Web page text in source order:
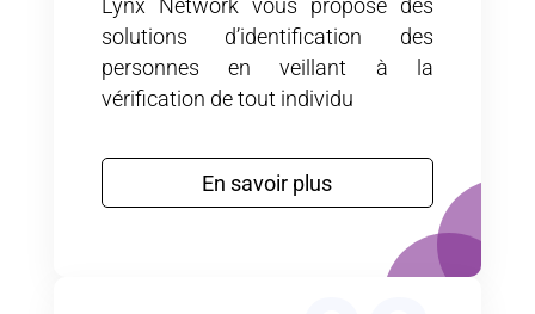
Lynx Network vous propose des
solutions d’identification des
personnes en veillant à la
vérification de tout individu
En savoir plus